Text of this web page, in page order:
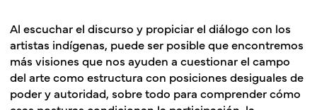
Al escuchar el discurso y propiciar el diálogo con los
artistas indígenas, puede ser posible que encontremos
más visiones que nos ayuden a cuestionar el campo
del arte como estructura con posiciones desiguales de
poder y autoridad, sobre todo para comprender cómo